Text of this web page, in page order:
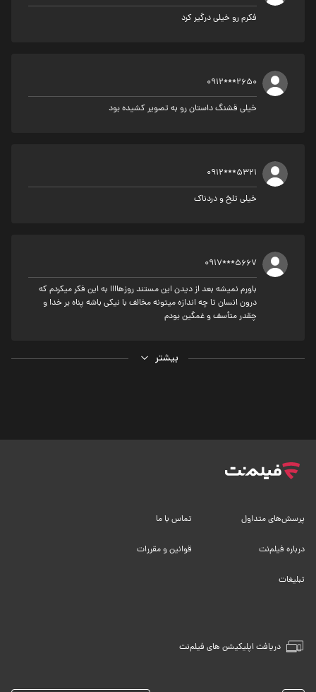
فکرم رو خیلی درگیر کرد
0912***2650
خیلی قشنگ داستان رو به تصویر کشیده بود
0912***5321
خیلی تلخ و دردناک
0917***5667
باورم نميشه بعد از ديدن اين مستند روزهاااا به اين فكر ميكردم كه
درون انسان تا چه اندازه ميتونه مخالف با نيكي باشه پناه بر خدا و
چقدر متأسف و غمگين بودم
بیشتر
دریافت اپلیکیشن های فیلم‌نت
پرسش‌های متداول تماس با ما
درباره فیلم‌نت قوانین و مقررات
تبلیغات